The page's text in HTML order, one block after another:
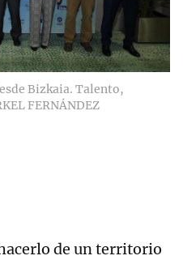
Bizkaia. Talento,
FERNÁNDEZ
de un territorio